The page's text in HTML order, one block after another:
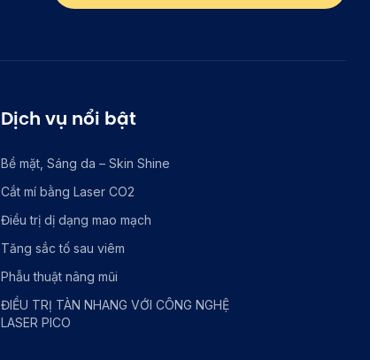
Dịch vụ nổi bật
Bề mặt, Sáng da – Skin Shine
Cắt mí bằng Laser CO2
Điều trị dị dạng mao mạch
Tăng sắc tố sau viêm
Phẫu thuật nâng mũi
ĐIỀU TRỊ TÀN NHANG VỚI CÔNG NGHỆ
LASER PICO